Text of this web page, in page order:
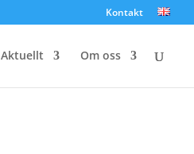
Kontakt
Aktuellt Om oss